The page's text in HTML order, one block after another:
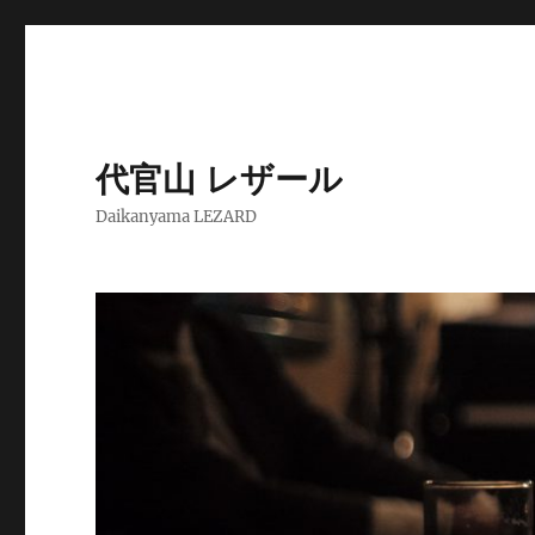
代官山 レザール
Daikanyama LEZARD